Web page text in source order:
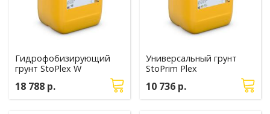
Гидрофобизирующий
грунт StoPlex W
18 788 р.
Универсальный грунт
StoPrim Plex
10 736 р.